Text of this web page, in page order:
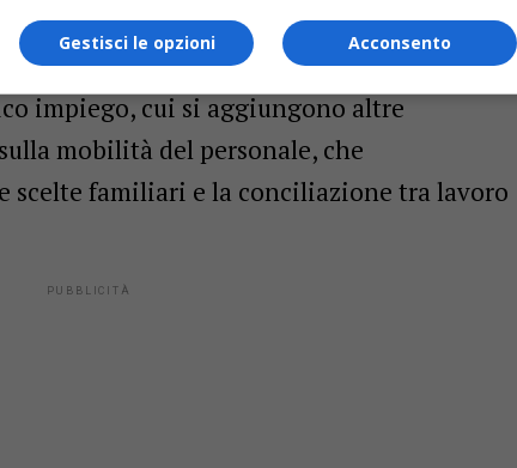
Si tratta, per i sindacati, di cifre che
euro mensili, a parità di titolo di studio, il
impiego, cui si aggiungono altre
mobilità del personale, che
scelte familiari e la conciliazione tra lavoro
Acconsento
Gestisci le opzioni